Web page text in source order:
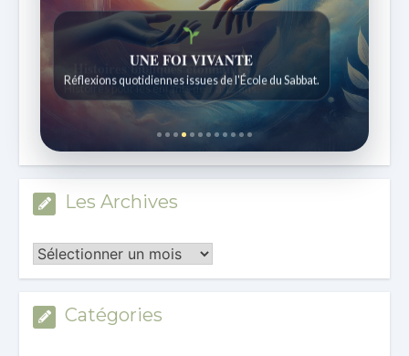
Histoires bibliques étonnantes
Histoires pour les enfants de 7 à 12 ans.
Les Archives
Les
Archives
Catégories